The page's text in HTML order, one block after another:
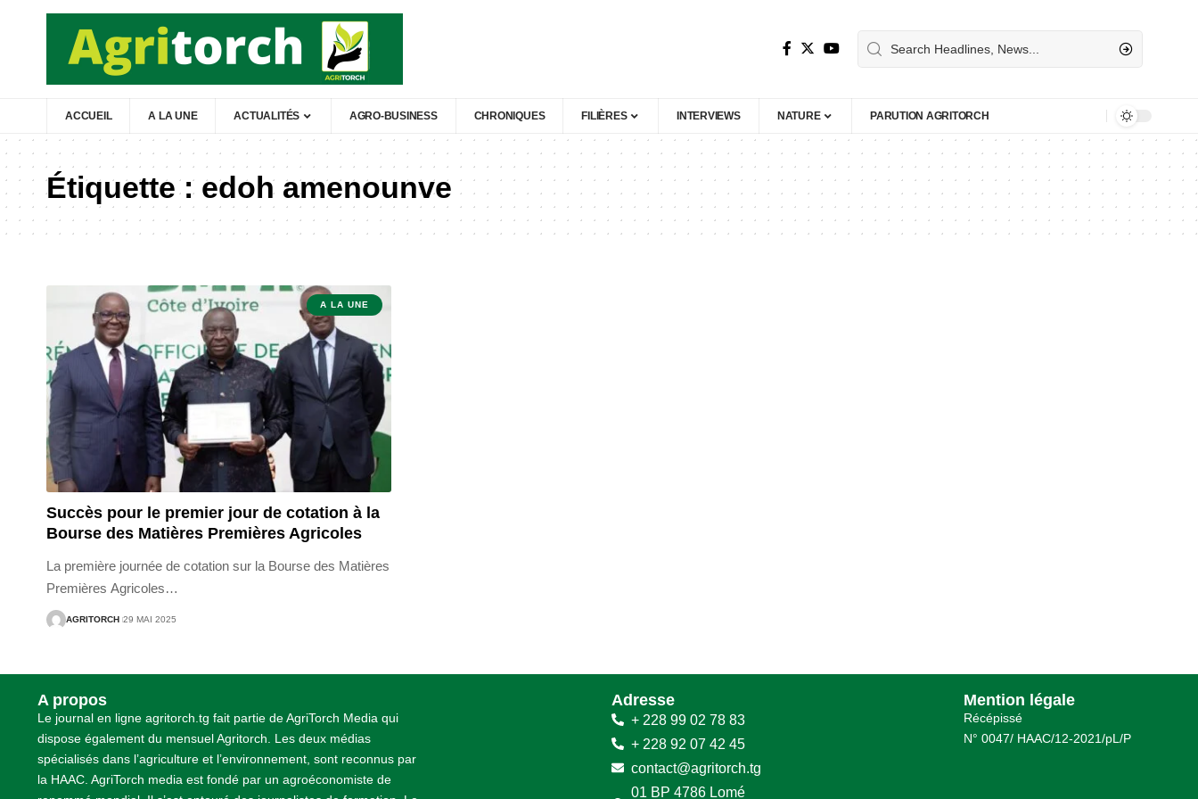
ACCUEIL A LA UNE ACTUALITÉS AGRO-BUSINESS CHRONIQUES FILIÈRES INTERVIEWS NATURE PARUTION AGRITORCH
Étiquette : edoh amenounve
A LA UNE
Succès pour le premier jour de cotation à la
Bourse des Matières Premières Agricoles
La première journée de cotation sur la Bourse des Matières
Premières Agricoles…
AGRITORCH 29 MAI 2025
A propos
Le journal en ligne agritorch.tg fait partie de AgriTorch Media qui
dispose également du mensuel Agritorch. Les deux médias
spécialisés dans l’agriculture et l’environnement, sont reconnus par
la HAAC. AgriTorch media est fondé par un agroéconomiste de
Adresse
+ 228 99 02 78 83
+ 228 92 07 42 45
contact@agritorch.tg
01 BP 4786 Lomé
Mention légale
Récépissé
N° 0047/ HAAC/12-2021/pL/P